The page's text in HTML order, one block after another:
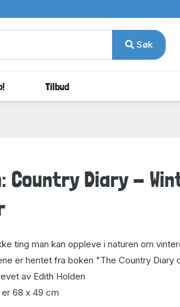
Søk
Tilbud
Country Diary -
ting man kan oppleve i naturen om
er hentet fra boken "The Country Diary
av Edith Holden
68 x 49 cm